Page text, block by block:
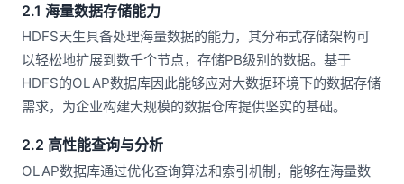
2.1 海量数据存储能力
HDFS天生具备处理海量数据的能力，其分布式存储架构可
以轻松地扩展到数千个节点，存储PB级别的数据。基于
HDFS的OLAP数据库因此能够应对大数据环境下的数据存储
需求，为企业构建大规模的数据仓库提供坚实的基础。
2.2 高性能查询与分析
OLAP数据库通过优化查询算法和索引机制，能够在海量数